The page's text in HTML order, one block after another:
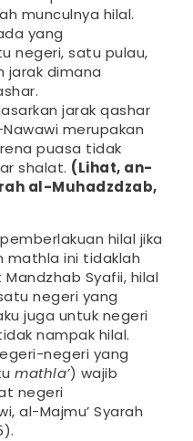
munculnya hilal.
yang
negeri, satu pulau,
jarak dimana
jarak qashar
merupakan
puasa tidak
shalat. (Lihat, an-
al-Muhadzdzab,
hilal jika
mathla ini tidaklah
Syafii, hilal
negeri yang
juga untuk negeri
nampak hilal.
negeri yang
mathla’) wajib
negeri
al-Majmu’ Syarah